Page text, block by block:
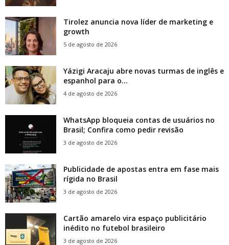
Tirolez anuncia nova líder de marketing e
growth
5 de agosto de 2026
Yázigi Aracaju abre novas turmas de inglês e
espanhol para o...
4 de agosto de 2026
WhatsApp bloqueia contas de usuários no
Brasil; Confira como pedir revisão
3 de agosto de 2026
Publicidade de apostas entra em fase mais
rígida no Brasil
3 de agosto de 2026
Cartão amarelo vira espaço publicitário
inédito no futebol brasileiro
3 de agosto de 2026